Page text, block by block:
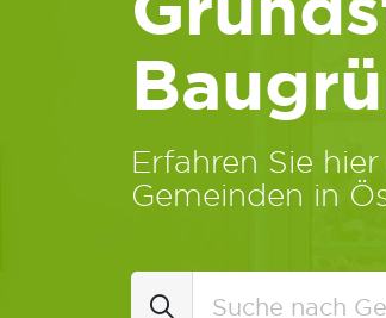
Erfahren Sie
Gemeinden in